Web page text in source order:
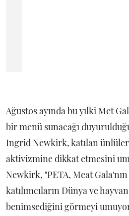
Ağustos ayında bu yılki Met
bir menü sunacağı
Ingrid Newkirk, katılan
aktivizmine dikkat etmesini
Newkirk, "PETA, Meat
katılımcıların Dünya ve
benimsediğini görmeyi